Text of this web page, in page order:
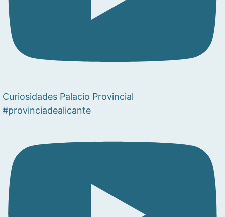
Curiosidades Palacio Provincial
#provinciadealicante